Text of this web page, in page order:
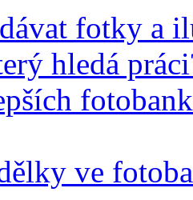
fotky a
hledá
ve